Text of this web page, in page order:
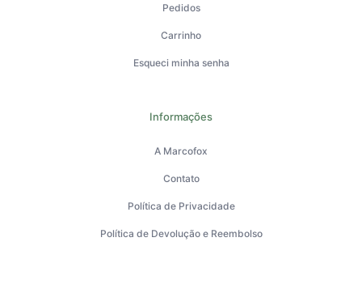
Pedidos
Carrinho
Esqueci minha senha
Informações
A Marcofox
Contato
Política de Privacidade
Política de Devolução e Reembolso